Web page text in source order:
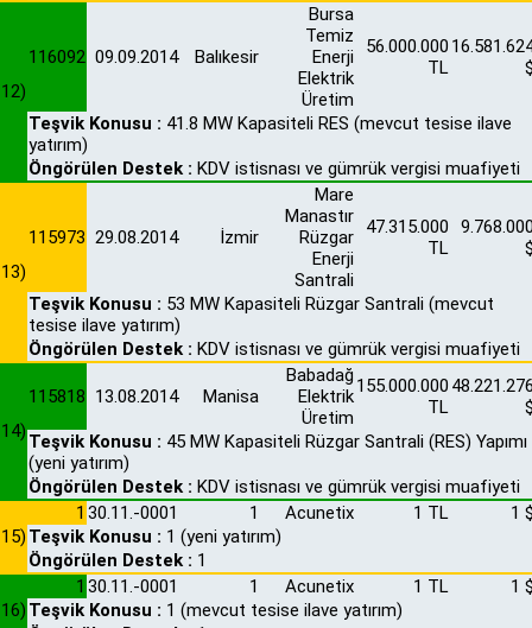
12)
116092 09.09.2014 Balıkesir
Bursa
Temiz
Enerji
Elektrik
Üretim
56.000.000
TL
Teşvik Konusu : 41.8 MW Kapasiteli RES (mevcut tesise ilave
yatırım)
Öngörülen Destek : KDV istisnası ve gümrük vergisi muafiyeti
13)
115973 29.08.2014 İzmir
Mare
Manastır
Rüzgar
Enerji
Santrali
47.315.000
TL
Teşvik Konusu : 53 MW Kapasiteli Rüzgar Santrali (mevcut
tesise ilave yatırım)
Öngörülen Destek : KDV istisnası ve gümrük vergisi muafiyeti
14)
115818 13.08.2014 Manisa
Babadağ
Elektrik
Üretim
155.000.000
TL
Teşvik Konusu : 45 MW Kapasiteli Rüzgar Santrali (RES) Yapımı
(yeni yatırım)
Öngörülen Destek : KDV istisnası ve gümrük vergisi muafiyeti
15)
1 30.11.-0001 1 Acunetix 1 TL
1
Teşvik Konusu : 1 (yeni yatırım)
Öngörülen Destek : 1
16)
1 30.11.-0001 1 Acunetix 1 TL
1
Teşvik Konusu : 1 (mevcut tesise ilave yatırım)